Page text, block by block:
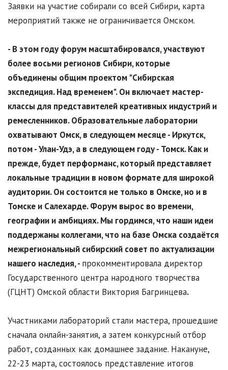
Заявки на участие собирали со всей Сибири, карта
мероприятий также не ограничивается Омском.
- В этом году форум масштабировался, участвуют
более восьми регионов Сибири, которые
объединены общим проектом "Сибирская
экспедиция. Над временем". Он включает мастер-
классы для представителей креативных индустрий и
ремесленников. Образовательные лаборатории
охватывают Омск, в следующем месяце - Иркутск,
потом - Улан-Удэ, а в следующем году - Томск. Как и
прежде, будет перформанс, который представляет
локальные традиции в новом формате для широкой
аудитории. Он состоится не только в Омске, но и в
Томске и Салехарде. Форум вырос во времени,
географии и амбициях. Мы гордимся, что наши идеи
поддержаны коллегами, что на базе Омска создаётся
межрегиональный сибирский совет по актуализации
нашего наследия, - прокомментировала директор
Государственного центра народного творчества
(ГЦНТ) Омской области Виктория Багринцева.
Участниками лабораторий стали мастера, прошедшие
сначала онлайн-занятия, а затем конкурсный отбор
работ, созданных как домашнее задание. Накануне,
22-23 марта, состоялось представление итогов